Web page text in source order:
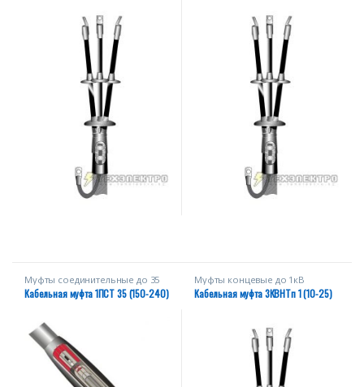
Муфты соединительные до 35
кВ
Кабельная муфта 1ПСТ 35 (150-240)
Муфты концевые до 1кВ
Кабельная муфта 3КВНТп 1 (10-25)